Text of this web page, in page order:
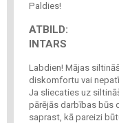
Paldies!
ATBILD:
INTARS
Labdien! Mājas
diskomfortu vai
Ja sliecaties uz
pārējās darbības būs
saprast, kā pareizi